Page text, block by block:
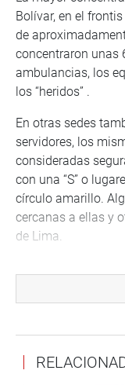
Bolívar, en el
de
concentraron unas
ambulancias, los
los “heridos” .
En otras sedes
servidores, los
consideradas
con una “S” o
círculo amarillo.
cercanas a ellas y
de Lima.
del tsunami, como
tuvo una duración
El responsable de
Núcleo N° 2 del